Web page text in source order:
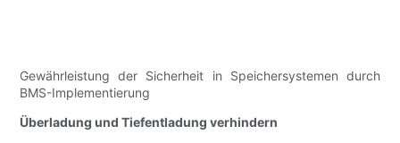
Gewährleistung der Sicherheit in Speichersystemen durch
BMS-Implementierung
Überladung und Tiefentladung verhindern